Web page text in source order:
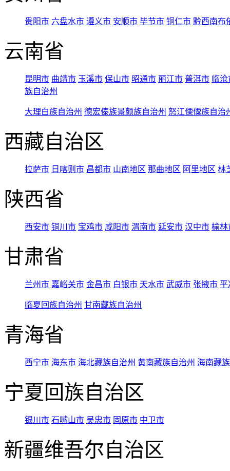
贵阳市 六盘水市 遵义市 安顺市 毕节市 铜仁市 黔西南布
云南省
昆明市 曲靖市 玉溪市 保山市 昭通市 丽江市 普洱市 临
族自治州
大理白族自治州 德宏傣族景颇族自治州 怒江傈僳族自治
西藏自治区
拉萨市 日喀则市 昌都市 山南地区 那曲地区 阿里地区 林
陕西省
西安市 铜川市 宝鸡市 咸阳市 渭南市 延安市 汉中市 榆林
甘肃省
兰州市 嘉峪关市 金昌市 白银市 天水市 武威市 张掖市 平
临夏回族自治州 甘南藏族自治州
青海省
西宁市 海东市 海北藏族自治州 黄南藏族自治州 海南藏
宁夏回族自治区
银川市 石嘴山市 吴忠市 固原市 中卫市
新疆维吾尔自治区